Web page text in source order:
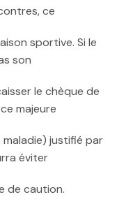
ce
sportive. Si le
son
le chèque de
majeure
justifié par
éviter
de caution.